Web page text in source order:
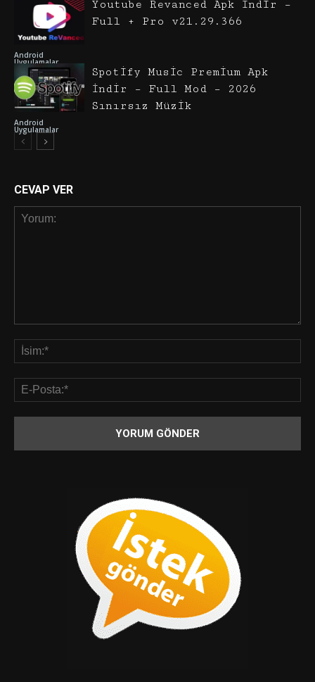
Android
Uygulamalar
Youtube Revanced Apk İndir –
Full + Pro v21.29.366
Android
Uygulamalar
Spotify Music Premium Apk
İndir – Full Mod – 2026
Sınırsız Müzik
CEVAP VER